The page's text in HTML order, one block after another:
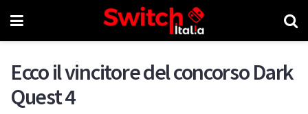
Ecco il vincitore del concorso Dark
Quest 4